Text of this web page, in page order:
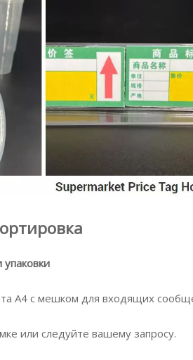
A4 с мешком для входящих
или следуйте вашему запросу.